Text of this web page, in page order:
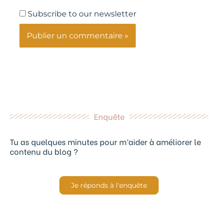
Subscribe to our newsletter
Enquête
Tu as quelques minutes pour m’aider à améliorer le
contenu du blog ?
Je réponds à l'enquête